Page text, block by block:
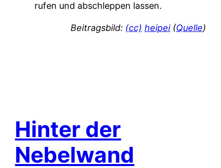
rufen und abschleppen lassen.
Beitragsbild: (cc) heipei(Quelle)
Hinter der
Nebelwand